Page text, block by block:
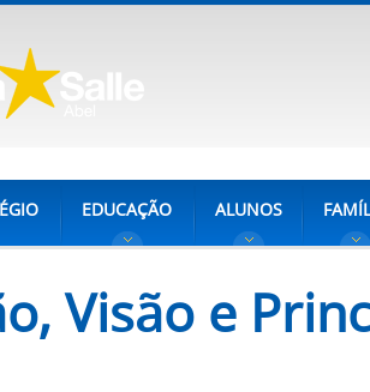
EDUCAÇÃO ALUNOS
Visão e